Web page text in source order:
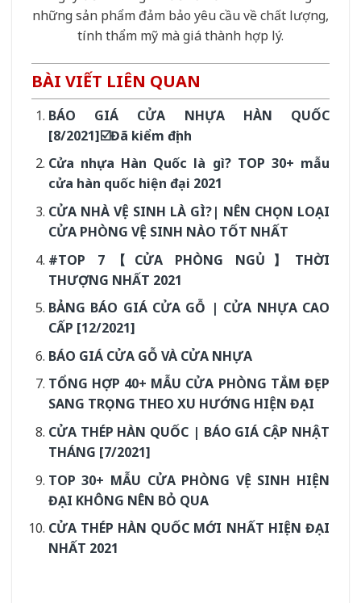
những sản phẩm đảm bảo yêu cầu về chất lượng,
tính thẩm mỹ mà giá thành hợp lý.
BÀI VIẾT LIÊN QUAN
BÁO GIÁ CỬA NHỰA HÀN QUỐC
[8/2021]☑️Đã kiểm định
Cửa nhựa Hàn Quốc là gì? TOP 30+ mẫu
cửa hàn quốc hiện đại 2021
CỬA NHÀ VỆ SINH LÀ GÌ?| NÊN CHỌN LOẠI
CỬA PHÒNG VỆ SINH NÀO TỐT NHẤT
#TOP 7【CỬA PHÒNG NGỦ】THỜI
THƯỢNG NHẤT 2021
BẢNG BÁO GIÁ CỬA GỖ | CỬA NHỰA CAO
CẤP [12/2021]
BÁO GIÁ CỬA GỖ VÀ CỬA NHỰA
TỔNG HỢP 40+ MẪU CỬA PHÒNG TẮM ĐẸP
SANG TRỌNG THEO XU HƯỚNG HIỆN ĐẠI
CỬA THÉP HÀN QUỐC | BÁO GIÁ CẬP NHẬT
THÁNG [7/2021]
TOP 30+ MẪU CỬA PHÒNG VỆ SINH HIỆN
ĐẠI KHÔNG NÊN BỎ QUA
CỬA THÉP HÀN QUỐC MỚI NHẤT HIỆN ĐẠI
NHẤT 2021